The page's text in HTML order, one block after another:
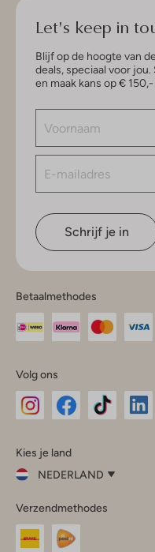
Let's keep in
Blijf op de hoogte van
deals, speciaal voor
en maak kans op €
Schrijf je in
Betaalmethodes
Volg ons
InstagramFacebook
Kies je land
NEDERLAND
je
land
Nederland
Verzendmethodes